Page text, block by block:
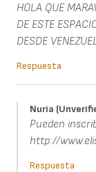
HOLA QUE
DE ESTE
DESDE
Respuesta
Nuria
Pueden
http://
Respuesta